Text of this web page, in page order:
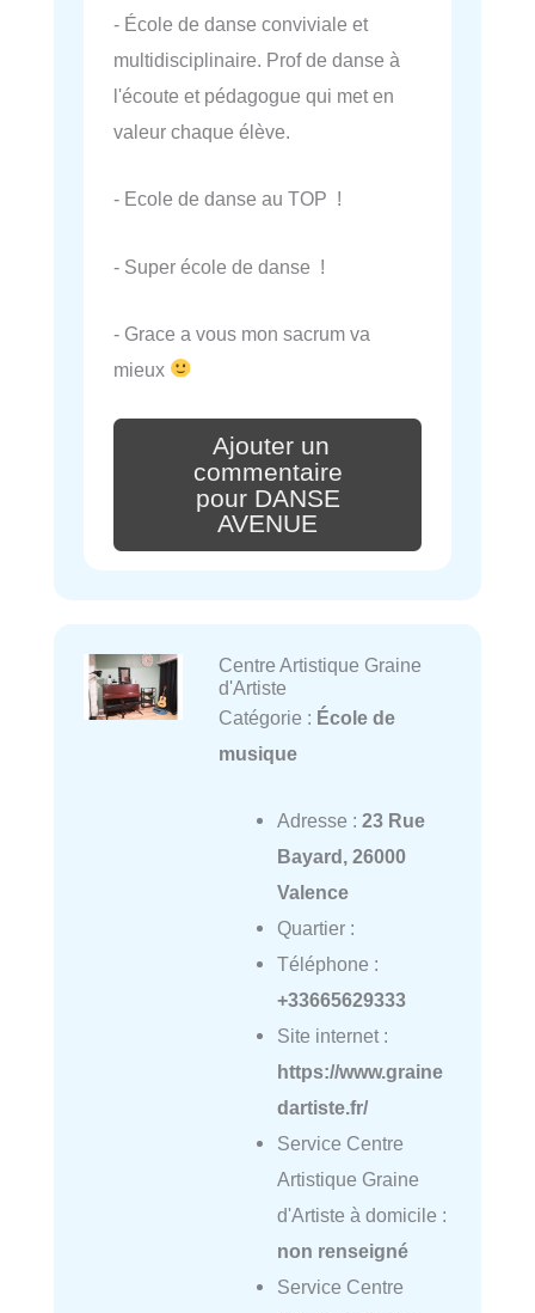
- École de danse conviviale et
multidisciplinaire. Prof de danse à
l'écoute et pédagogue qui met en
valeur chaque élève.
- Ecole de danse au TOP !
- Super école de danse !
- Grace a vous mon sacrum va
mieux
Ajouter un
commentaire
pour DANSE
AVENUE
Centre Artistique Graine
d'Artiste
Catégorie : École de
musique
Adresse : 23 Rue
Bayard, 26000
Valence
Quartier :
Téléphone :
+33665629333
Site internet :
https://www.graine
dartiste.fr/
Service Centre
Artistique Graine
d'Artiste à domicile :
non renseigné
Service Centre